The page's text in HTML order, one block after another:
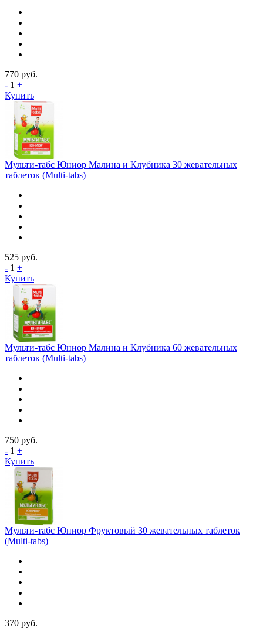
770 руб.
- 1 +
Купить
Мульти-табс Юниор Малина и Клубника 30 жевательных
таблеток (Multi-tabs)
525 руб.
- 1 +
Купить
Мульти-табс Юниор Малина и Клубника 60 жевательных
таблеток (Multi-tabs)
750 руб.
- 1 +
Купить
Мульти-табс Юниор Фруктовый 30 жевательных таблеток
(Multi-tabs)
370 руб.